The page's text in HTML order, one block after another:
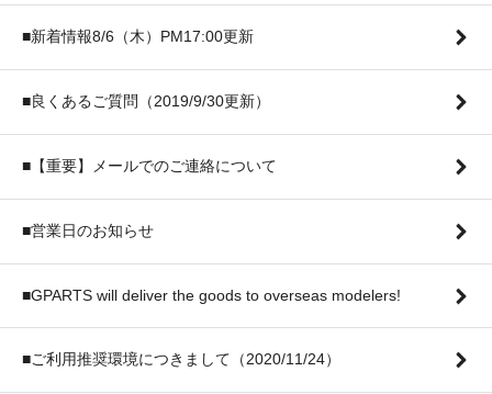
■新着情報8/6（木）PM17:00更新
■良くあるご質問（2019/9/30更新）
■【重要】メールでのご連絡について
■営業日のお知らせ
■GPARTS will deliver the goods to overseas modelers!
■ご利用推奨環境につきまして（2020/11/24）